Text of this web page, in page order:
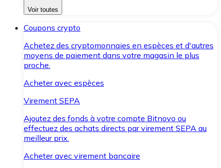
Voir toutes
Coupons crypto
Achetez des cryptomonnaies en espèces et d'autres
moyens de paiement dans votre magasin le plus
proche.
Acheter avec espèces
Virement SEPA
Ajoutez des fonds à votre compte Bitnovo ou
effectuez des achats directs par virement SEPA au
meilleur prix.
Acheter avec virement bancaire